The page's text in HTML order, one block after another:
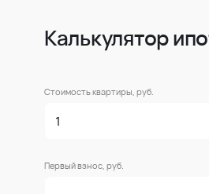
Калькулятор
Стоимость квартиры, руб.
Первый взнос, руб.